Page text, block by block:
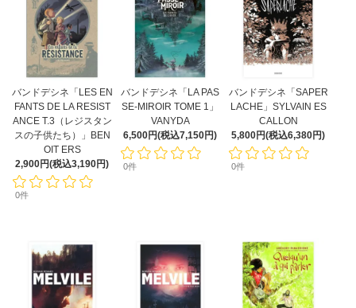
バンドデシネ「LES EN
FANTS DE LA RESIST
ANCE T.3（レジスタン
スの子供たち）」BEN
OIT ERS
2,900円(税込3,190円)
0件
バンドデシネ「LA PAS
SE-MIROIR TOME 1」
VANYDA
6,500円(税込7,150円)
0件
バンドデシネ「SAPER
LACHE」SYLVAIN ES
CALLON
5,800円(税込6,380円)
0件